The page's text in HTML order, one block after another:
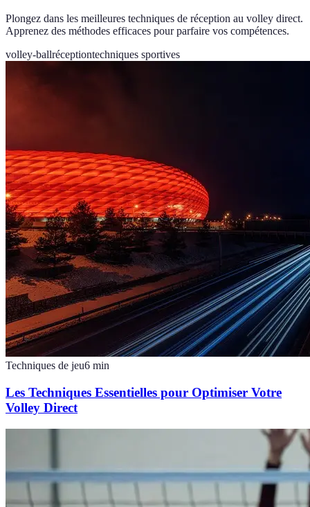
Plongez dans les meilleures techniques de réception au volley direct.
Apprenez des méthodes efficaces pour parfaire vos compétences.
volley-ballréceptiontechniques sportives
Techniques de jeu6 min
Les Techniques Essentielles pour Optimiser Votre
Volley Direct